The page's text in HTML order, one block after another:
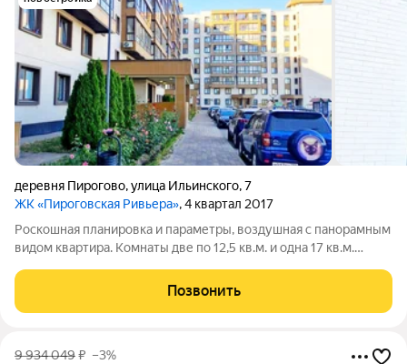
деревня Пирогово,улица Ильинского,7
ЖК «Пироговская Ривьера», 4 квартал 2017
Роскошная планировка и параметры, воздушная с панорамным
видом квартира. Комнаты две по 12,5 кв.м. и одна 17 кв.м.
лоджия. Вся инфраструктура внутри ЖК. Свободная продажа,
один собственник, без
Позвонить
9 934 049₽ –3%